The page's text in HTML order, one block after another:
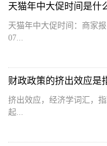
天猫年中大促时间是什
天猫年中大促时间：商家报
07...
财政政策的挤出效应是
挤出效应，经济学词汇，
起...